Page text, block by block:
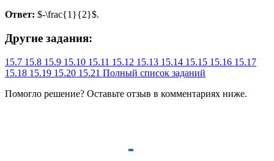
Ответ: $-\frac{1}{2}$.
Другие задания:
15.7 15.8 15.9 15.10 15.11 15.12 15.13 15.14 15.15 15.16 15.17
15.18 15.19 15.20 15.21 Полный список заданий
Помогло решение? Оставьте отзыв в комментариях ниже.